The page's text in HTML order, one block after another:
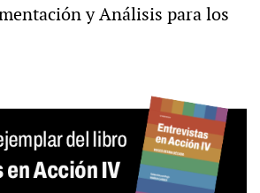
y Análisis para los